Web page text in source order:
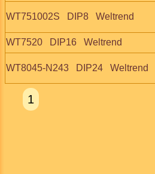
WT751002S   DIP8   Weltrend
WT7520   DIP16   Weltrend
WT8045-N243   DIP24   Weltrend
1